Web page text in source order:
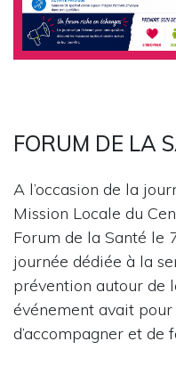
FORUM DE LA
A l’occasion de la
Mission Locale du
Forum de la Santé le
journée dédiée à la
prévention autour de
événement avait
d’accompagner et de